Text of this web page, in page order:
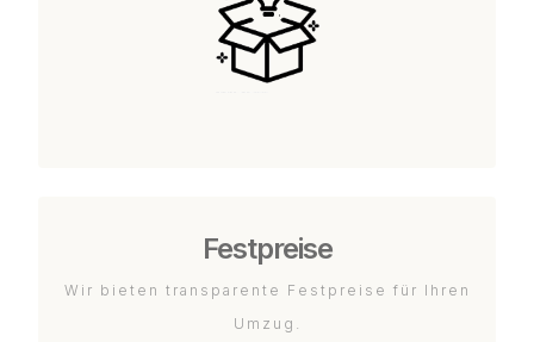
Festpreise
Wir bieten transparente Festpreise für Ihren
Umzug.